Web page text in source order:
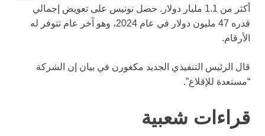
أكثر من 1.1 مليار دولار. حصل نونيس على تعويض إجمالي
قدره 47 مليون دولار في عام 2024، وهو آخر عام تتوفر له
الأرقام.
قال الرئيس التنفيذي الجديد مكغورن في بيان إن الشركة
“مستعدة للإقلاع”.
قراءات شعبية